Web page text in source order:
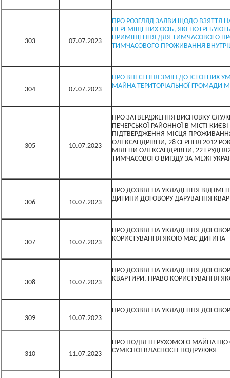
303 07.07.2023
ПРО РОЗГЛЯД ЗАЯВИ ЩОДО ВЗЯТТЯ
ПЕРЕМІЩЕНИХ ОСІБ, ЯКІ
ПРИМІЩЕННЯ ДЛЯ ТИМЧАСОВОГО
ТИМЧАСОВОГО ПРОЖИВАННЯ
304 07.07.2023
ПРО ВНЕСЕННЯ ЗМІН ДО ІСТОТНИХ
МАЙНА ТЕРИТОРІАЛЬНОЇ ГРОМАДИ
305 10.07.2023
ПРО ЗАТВЕРДЖЕННЯ ВИСНОВКУ
ПЕЧЕРСЬКОЇ РАЙОННОЇ В МІСТІ
ПІДТВЕРДЖЕННЯ МІСЦЯ
ОЛЕКСАНДРІВНИ, 28 СЕРПНЯ 2012
МІЛЕНИ ОЛЕКСАНДРІВНИ, 22
ТИМЧАСОВОГО ВИЇЗДУ ЗА МЕЖІ
306 10.07.2023
ПРО ДОЗВІЛ НА УКЛАДЕННЯ ВІД
ДИТИНИ ДОГОВОРУ ДАРУВАННЯ
307 10.07.2023
ПРО ДОЗВІЛ НА УКЛАДЕННЯ
КОРИСТУВАННЯ ЯКОЮ МАЄ ДИТИНА
308 10.07.2023
ПРО ДОЗВІЛ НА УКЛАДЕННЯ
КВАРТИРИ, ПРАВО КОРИСТУВАННЯ
309 10.07.2023
ПРО ДОЗВІЛ НА УКЛАДЕННЯ
310 11.07.2023
ПРО ПОДІЛ НЕРУХОМОГО МАЙНА ЩО
СУМІСНОЇ ВЛАСНОСТІ ПОДРУЖЖЯ